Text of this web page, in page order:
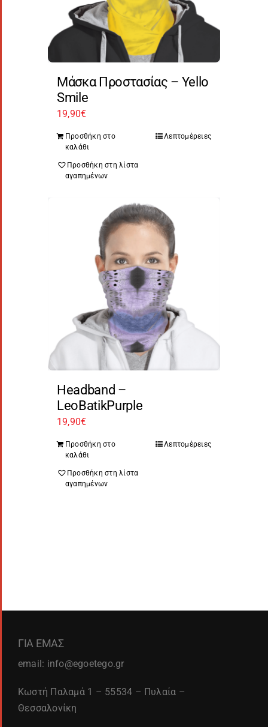
Μάσκα Προστασίας – Yello
Smile
19,90€
Προσθήκη στο
καλάθι
Λεπτομέρειες
Προσθήκη στη λίστα
αγαπημένων
Headband –
LeoBatikPurple
19,90€
Προσθήκη στο
καλάθι
Λεπτομέρειες
Προσθήκη στη λίστα
αγαπημένων
ΓΙΑ ΕΜΑΣ
email: info@egoetego.gr
Κωστή Παλαμά 1 – 55534 – Πυλαία –
Θεσσαλονίκη